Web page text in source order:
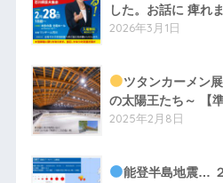
した。お話に 痺れま
2026年3月1日
ツタンカーメン
の太陽王たち～ 【
2025年2月8日
能登半島地震…